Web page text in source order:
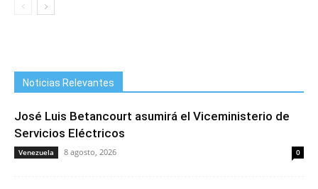
Noticias Relevantes
José Luis Betancourt asumirá el Viceministerio de
Servicios Eléctricos
Venezuela 8 agosto, 2026 0